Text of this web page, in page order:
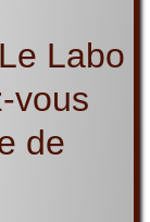
Le Labo
vous
de